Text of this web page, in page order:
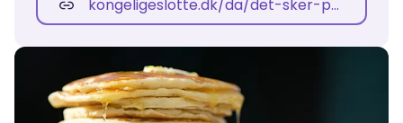
kongeligeslotte.dk/da/det-sker-paa-kongelige-slotte/cafe-i-bibliotekshaven.html